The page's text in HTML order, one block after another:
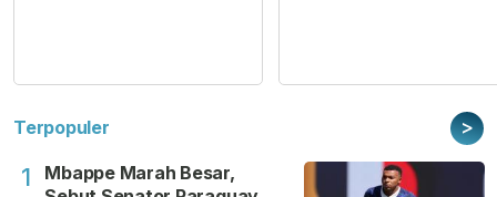
Terpopuler >
1
Mbappe Marah Besar,